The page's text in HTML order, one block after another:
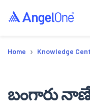
Home › Knowledge
బంగారు